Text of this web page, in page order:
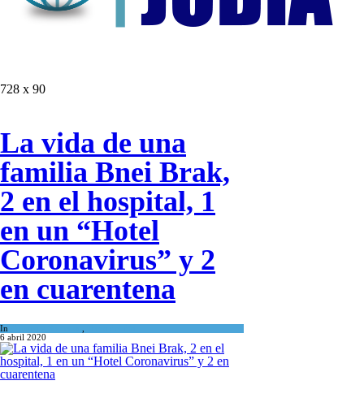
728 x 90
La vida de una
familia Bnei Brak,
2 en el hospital, 1
en un “Hotel
Coronavirus” y 2
en cuarentena
In
6 abril 2020